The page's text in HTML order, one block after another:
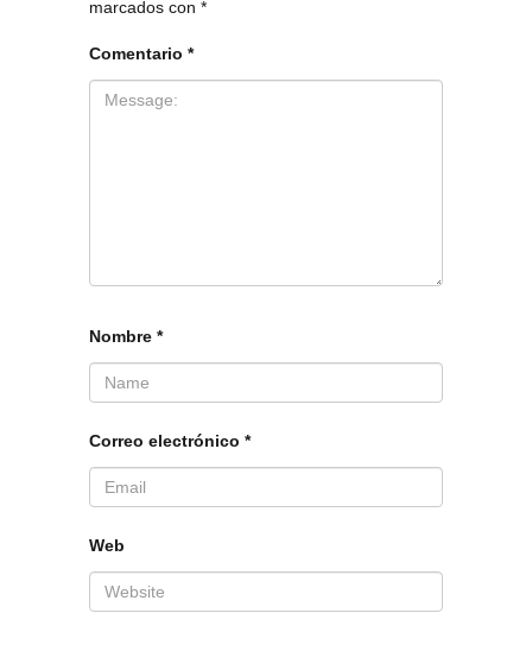
marcados con *
Comentario *
Nombre *
Correo electrónico *
Web